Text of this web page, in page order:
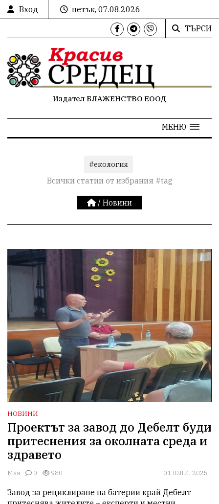
Вход
петък, 07.08.2026
ТЪРСИ
Издател БЛАЖЕНСТВО ЕООД
МЕНЮ
#екология
Всички статии от избрания #tag
/ Новини
НОВИНИ
Проектът за завод до Дебелт буди
притеснения за околната среда и
здравето
Мая 0 980 01 ЮЛИ, 2025
Завод за рециклиране на батерии край Дебелт